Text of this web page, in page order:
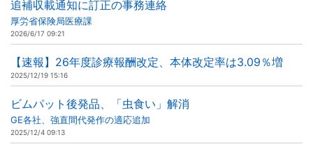
追補収載通知に訂正の事務連絡
厚労省保険局医療課
2026/6/17 09:21
【速報】26年度診療報酬改定、本体改定率は3.09％増
2025/12/19 15:16
ビムパット後発品、「虫食い」解消
GE各社、強直間代発作の適応追加
2025/12/4 09:13